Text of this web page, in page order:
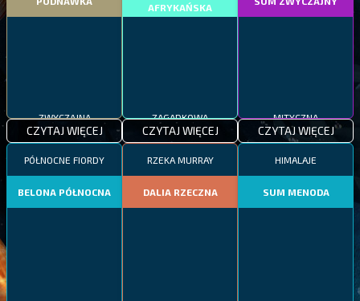
ZWYCZAJNA
CZYTAJ WIĘCEJ
AFRYKAŃSKA
ZAGADKOWA
CZYTAJ WIĘCEJ
MITYCZNA
CZYTAJ WIĘCEJ
PÓŁNOCNE FIORDY
BELONA PÓŁNOCNA
RZEKA MURRAY
DALIA RZECZNA
HIMALAJE
SUM MENODA